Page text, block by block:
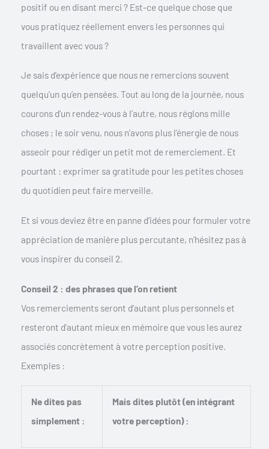
positif ou en disant merci ? Est-ce quelque chose que
vous pratiquez réellement envers les personnes qui
travaillent avec vous ?
Je sais d’expérience que nous ne remercions souvent
quelqu’un qu’en pensées. Tout au long de la journée, nous
courons d’un rendez-vous à l’autre, nous réglons mille
choses ; le soir venu, nous n’avons plus l’énergie de nous
asseoir pour rédiger un petit mot de remerciement. Et
pourtant : exprimer sa gratitude pour les petites choses
du quotidien peut faire merveille.
Et si vous deviez être en panne d’idées pour formuler votre
appréciation de manière plus percutante, n’hésitez pas à
vous inspirer du conseil 2.
Conseil 2 : des phrases que l’on retient
Vos remerciements seront d’autant plus personnels et
resteront d’autant mieux en mémoire que vous les aurez
associés concrètement à votre perception positive.
Exemples :
Ne dites pas
simplement :
Mais dites plutôt (en intégrant
votre perception) :